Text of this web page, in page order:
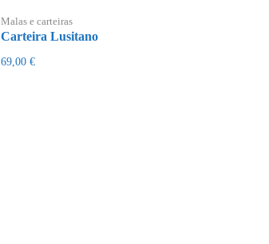
Malas e carteiras
Carteira Lusitano
69,00 €